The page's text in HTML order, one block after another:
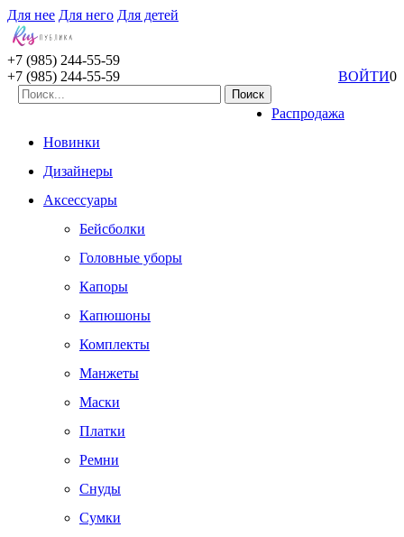
Для нее Для него Для детей
+7 (985) 244-55-59
0
ВОЙТИ
+7 (985) 244-55-59
Распродажа
Новинки
Дизайнеры
Аксессуары
Бейсболки
Головные уборы
Капоры
Капюшоны
Комплекты
Манжеты
Маски
Платки
Ремни
Снуды
Сумки